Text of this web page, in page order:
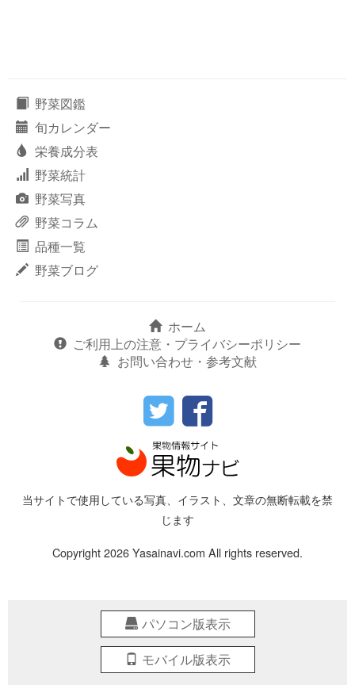
野菜図鑑
旬カレンダー
栄養成分表
野菜統計
野菜写真
野菜コラム
品種一覧
野菜ブログ
ホーム
ご利用上の注意・プライバシーポリシー
お問い合わせ・参考文献
当サイトで使用している写真、イラスト、文章の無断転載を禁
じます
Copyright 2026 Yasainavi.com All rights reserved.
パソコン版表示
モバイル版表示